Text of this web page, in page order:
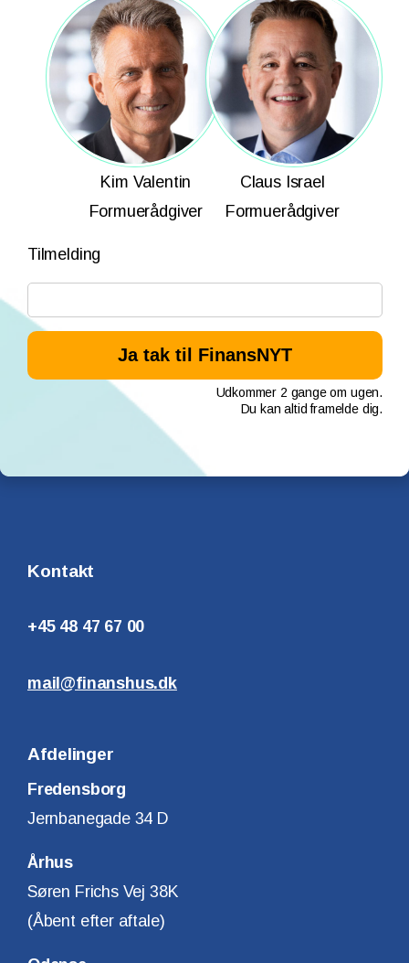
Kim Valentin
Formuerådgiver
Claus Israel
Formuerådgiver
Tilmelding
Udkommer 2 gange om ugen.
Du kan altid framelde dig.
Kontakt
+45 48 47 67 00
mail@finanshus.dk
Afdelinger
Fredensborg
Jernbanegade 34 D
Århus
Søren Frichs Vej 38K
(Åbent efter aftale)